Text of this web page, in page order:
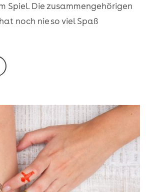
Spiel. Die zusammengehörigen
noch nie so viel Spaß